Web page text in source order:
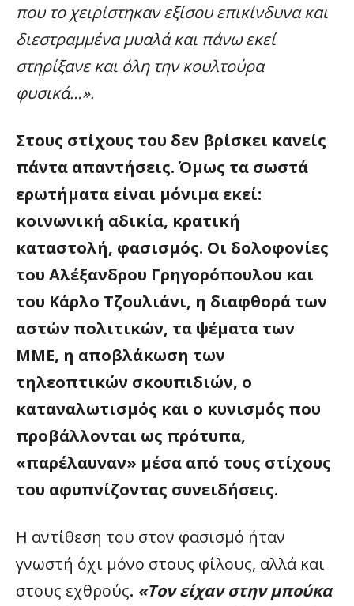
που το χειρίστηκαν εξίσου επικίνδυνα και
διεστραμμένα μυαλά και πάνω εκεί
στηρίξανε και όλη την κουλτούρα
φυσικά…».
Στους στίχους του δεν βρίσκει κανείς
πάντα απαντήσεις. Όμως τα σωστά
ερωτήματα είναι μόνιμα εκεί:
κοινωνική αδικία, κρατική
καταστολή, φασισμός. Οι δολοφονίες
του Αλέξανδρου Γρηγορόπουλου και
του Κάρλο Τζουλιάνι, η διαφθορά των
αστών πολιτικών, τα ψέματα των
ΜΜΕ, η αποβλάκωση των
τηλεοπτικών σκουπιδιών, ο
καταναλωτισμός και ο κυνισμός που
προβάλλονται ως πρότυπα,
«παρέλαυναν» μέσα από τους στίχους
του αφυπνίζοντας συνειδήσεις.
Η αντίθεση του στον φασισμό ήταν
γνωστή όχι μόνο στους φίλους, αλλά και
στους εχθρούς. «Τον είχαν στην μπούκα